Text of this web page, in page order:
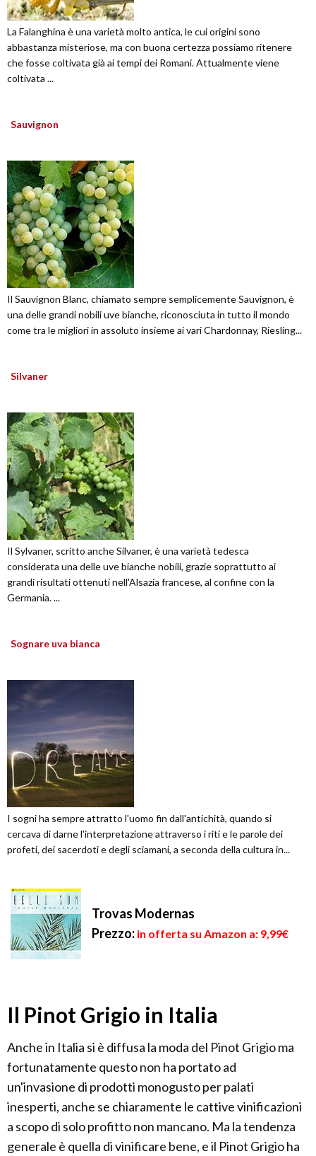
La Falanghina è una varietà molto antica, le cui origini sono
abbastanza misteriose, ma con buona certezza possiamo ritenere
che fosse coltivata già ai tempi dei Romani. Attualmente viene
coltivata ...
Sauvignon
Il Sauvignon Blanc, chiamato sempre semplicemente Sauvignon, è
una delle grandi nobili uve bianche, riconosciuta in tutto il mondo
come tra le migliori in assoluto insieme ai vari Chardonnay, Riesling...
Silvaner
Il Sylvaner, scritto anche Silvaner, è una varietà tedesca
considerata una delle uve bianche nobili, grazie soprattutto ai
grandi risultati ottenuti nell'Alsazia francese, al confine con la
Germania. ...
Sognare uva bianca
I sogni ha sempre attratto l'uomo fin dall'antichità, quando si
cercava di darne l'interpretazione attraverso i riti e le parole dei
profeti, dei sacerdoti e degli sciamani, a seconda della cultura in...
Trovas Modernas
Prezzo: in offerta su Amazon a: 9,99€
Il Pinot Grigio in Italia
Anche in Italia si è diffusa la moda del Pinot Grigio ma
fortunatamente questo non ha portato ad
un'invasione di prodotti monogusto per palati
inesperti, anche se chiaramente le cattive vinificazioni
a scopo di solo profitto non mancano. Ma la tendenza
generale è quella di vinificare bene, e il Pinot Grigio ha